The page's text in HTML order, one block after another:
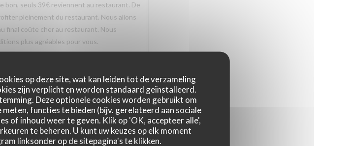
op deze site, wat kan leiden tot de verzameling
zijn verplicht en worden standaard geïnstalleerd.
Deze optionele cookies worden gebruikt om
functies te bieden (bijv. gerelateerd aan sociale
of inhoud weer te geven. Klik op 'OK, accepteer alle',
te beheren. U kunt uw keuzes op elk moment
linksonder op de sitepagina's te klikken.
bon, seuls 39€ reviennent au restaurant. De
pleinement du restaurant. Nous allons
final coûte cher au restaurant. Nous
plus agréables pour vous.
: 5 /5 Keuken:5/5 Kwaliteit / Prijs : 5/5
tout goûter !!! Nous avons pu en plus
Rhapsody. L’accueil et le service